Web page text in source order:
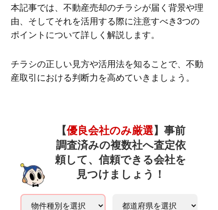
本記事では、不動産売却のチラシが届く背景や理
由、そしてそれを活用する際に注意すべき3つの
ポイントについて詳しく解説します。
チラシの正しい見方や活用法を知ることで、不動
産取引における判断力を高めていきましょう。
【優良会社のみ厳選】事前
調査済みの複数社へ査定依
頼して、信頼できる会社を
見つけましょう！